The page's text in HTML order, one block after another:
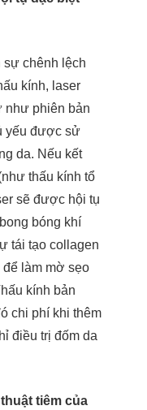
sự chênh lệch
kính, laser
như phiên bản
yếu được sử
da. Nếu kết
thấu kính tổ
sẽ được hội tụ
bóng khí
tái tạo collagen
làm mờ sẹo
kính bản
chi phí khi thêm
điều trị đốm da
tiêm của